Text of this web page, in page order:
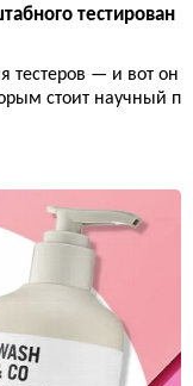
тестирован
тестеров — и вот он
стоит научный п